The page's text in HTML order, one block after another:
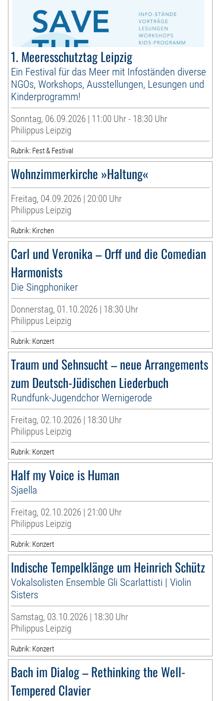
1. Meeresschutztag Leipzig
Ein Festival für das Meer mit Infoständen diverse
NGOs, Workshops, Ausstellungen, Lesungen und
Kinderprogramm!
Sonntag, 06.09.2026 | 11:00 Uhr - 18:30 Uhr
Philippus Leipzig
Rubrik: Fest & Festival
Wohnzimmerkirche »Haltung«
Freitag, 04.09.2026 | 20:00 Uhr
Philippus Leipzig
Rubrik: Kirchen
Carl und Veronika – Orff und die Comedian
Harmonists
Die Singphoniker
Donnerstag, 01.10.2026 | 18:30 Uhr
Philippus Leipzig
Rubrik: Konzert
Traum und Sehnsucht – neue Arrangements
zum Deutsch-Jüdischen Liederbuch
Rundfunk-Jugendchor Wernigerode
Freitag, 02.10.2026 | 18:30 Uhr
Philippus Leipzig
Rubrik: Konzert
Half my Voice is Human
Sjaella
Freitag, 02.10.2026 | 21:00 Uhr
Philippus Leipzig
Rubrik: Konzert
Indische Tempelklänge um Heinrich Schütz
Vokalsolisten Ensemble Gli Scarlattisti | Violin
Sisters
Samstag, 03.10.2026 | 18:30 Uhr
Philippus Leipzig
Rubrik: Konzert
Bach im Dialog – Rethinking the Well-
Tempered Clavier